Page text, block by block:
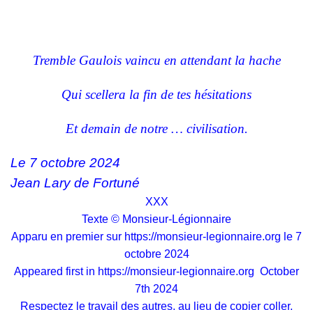
Tremble Gaulois vaincu en attendant la hache
Qui scellera la fin de tes hésitations
Et demain de notre … civilisation.
Le 7 octobre 2024
Jean Lary de Fortuné
XXX
Texte © Monsieur-Légionnaire
Apparu en premier sur https://monsieur-legionnaire.org le 7
octobre 2024
Appeared first in https://monsieur-legionnaire.org October
7th 2024
Respectez le travail des autres, au lieu de copier coller,